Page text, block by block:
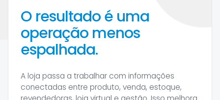
O resultado é uma
operação menos
espalhada.
A loja passa a trabalhar com informações
conectadas entre produto, venda, estoque,